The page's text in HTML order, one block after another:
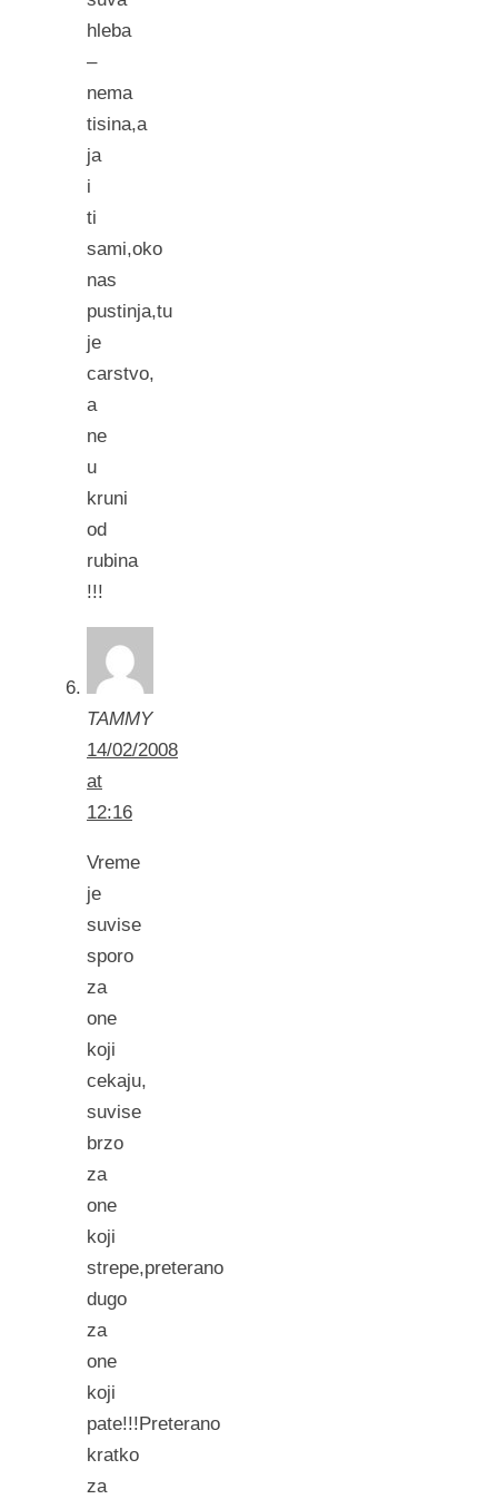
hleba
–
nema
tisina,a
ja
i
ti
sami,oko
nas
pustinja,tu
je
carstvo,
a
ne
u
kruni
od
rubina
!!!
TAMMY
14/02/2008
at
12:16
Vreme
je
suvise
sporo
za
one
koji
cekaju,
suvise
brzo
za
one
koji
strepe,preterano
dugo
za
one
koji
pate!!!Preterano
kratko
za